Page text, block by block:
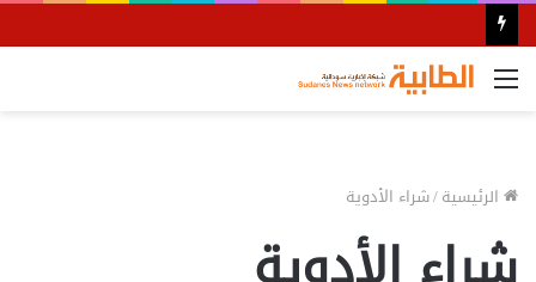
القائمة
الرئيسية/شراء الأدوية